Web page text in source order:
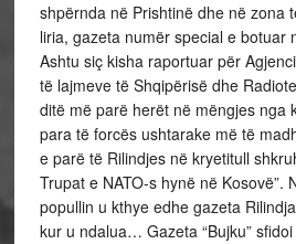
shpërnda në Prishtinë dhe në zona
liria, gazeta numër special e botuar
Ashtu siç kisha raportuar për
të lajmeve të Shqipërisë dhe
ditë më parë herët në mëngjes nga
para të forcës ushtarake më të
e parë të Rilindjes në kryetitull
Trupat e NATO-s hynë në Kosovë”.
popullin u kthye edhe gazeta
kur u ndalua… Gazeta “Bujku”